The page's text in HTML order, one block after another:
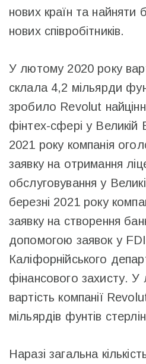
нових країн та найняти
нових співробітників.
У лютому 2020 року
склала 4,2 мільярди
зробило Revolut
фінтех-сфері у Великій
2021 року компанія
заявку на отримання
обслуговування у
березні 2021 року
заявку на створення
допомогою заявок у
Каліфорнійського
фінансового захисту. У
вартість компанії
мільярдів фунтів
Наразі загальна